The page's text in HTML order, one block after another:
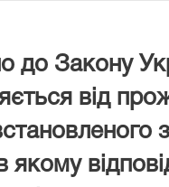
до Закону
від
якому